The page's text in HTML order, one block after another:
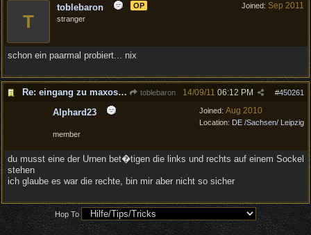
Joined: Sep 2011
T
toblebaron
OP
stranger
schon ein paarmal probiert... nix
Re: eingang zu maxos tempel bleit verschlossen toblebaron #450261
14/09/11 06:12 PM
Joined: Aug 2010
Location: DE /Sachsen/ Leipzig
Alphard23
member
du musst eine der Urnen bet�tigen die links und rechts auf einem Sockel
stehen
ich glaube es war die rechte, bin mir aber nicht so sicher
Hop To